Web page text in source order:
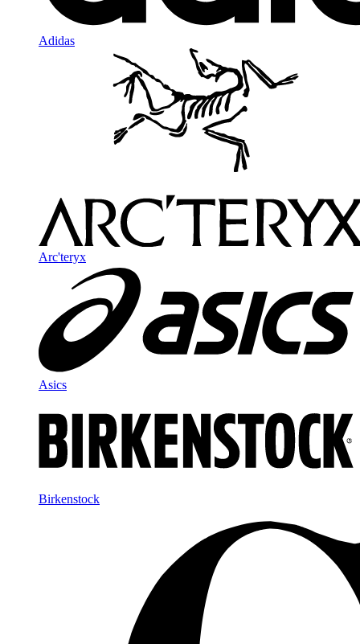
Adidas
Arc'teryx
Asics
Birkenstock